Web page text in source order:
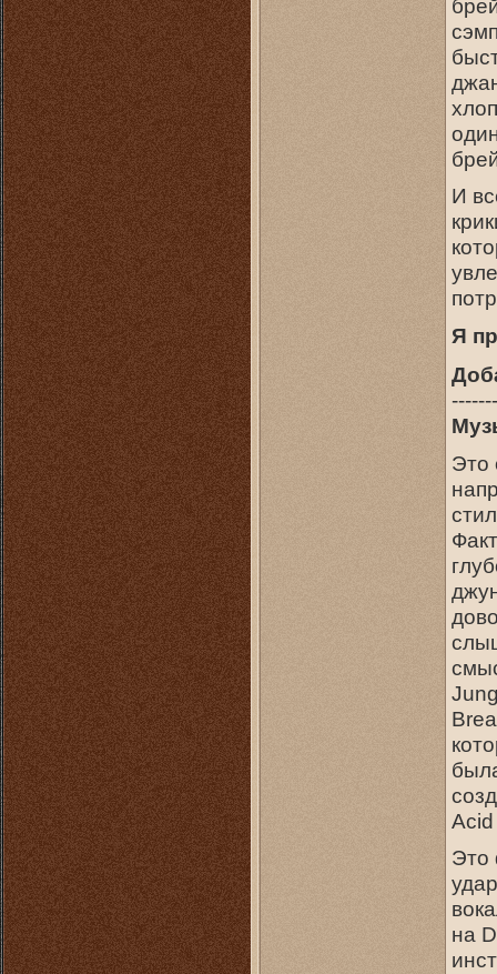
И
Я
Это
Это
на